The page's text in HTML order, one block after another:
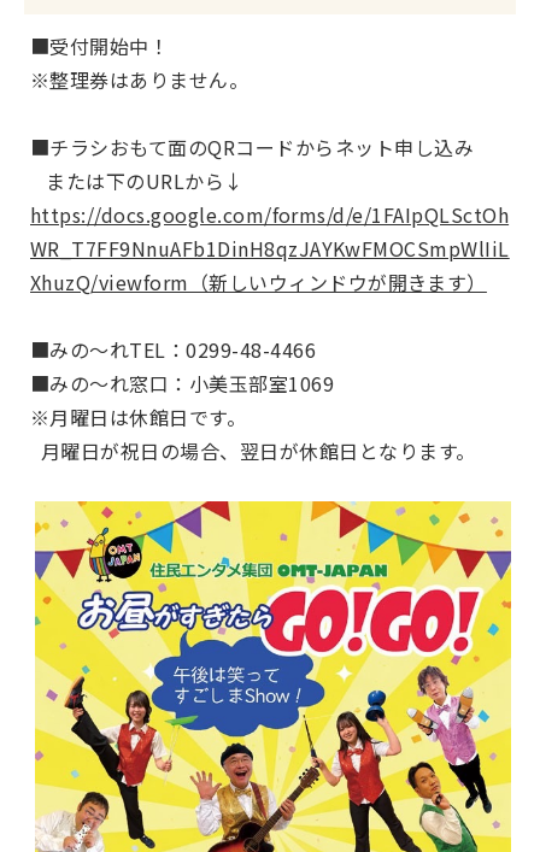
■受付開始中！
※整理券はありません。
■チラシおもて面のQRコードからネット申し込み
または下のURLから↓
https://docs.google.com/forms/d/e/1FAIpQLSctOh
WR_T7FF9NnuAFb1DinH8qzJAYKwFMOCSmpWlIiL
XhuzQ/viewform（新しいウィンドウが開きます）
■みの～れTEL：0299-48-4466
■みの～れ窓口：小美玉部室1069
※月曜日は休館日です。
月曜日が祝日の場合、翌日が休館日となります。